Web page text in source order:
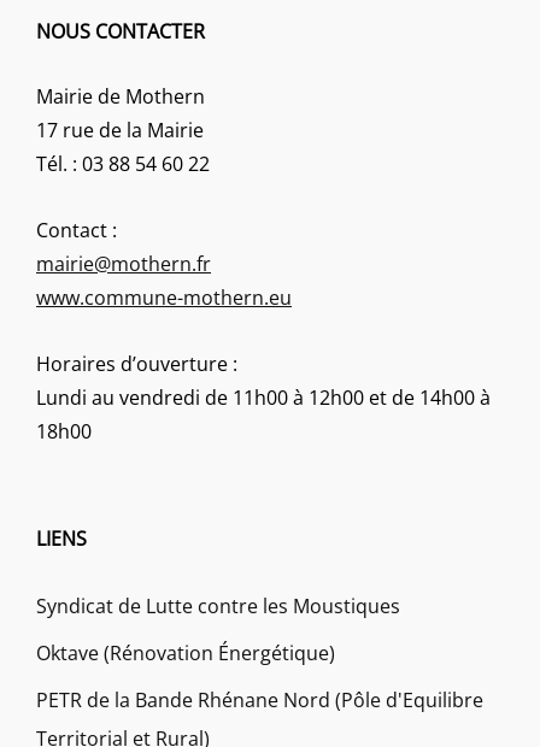
NOUS CONTACTER
Mairie de Mothern
17 rue de la Mairie
Tél. : 03 88 54 60 22
Contact :
mairie@mothern.fr
www.commune-mothern.eu
Horaires d’ouverture :
Lundi au vendredi de 11h00 à 12h00 et de 14h00 à
18h00
LIENS
Syndicat de Lutte contre les Moustiques
Oktave (Rénovation Énergétique)
PETR de la Bande Rhénane Nord (Pôle d'Equilibre
Territorial et Rural)